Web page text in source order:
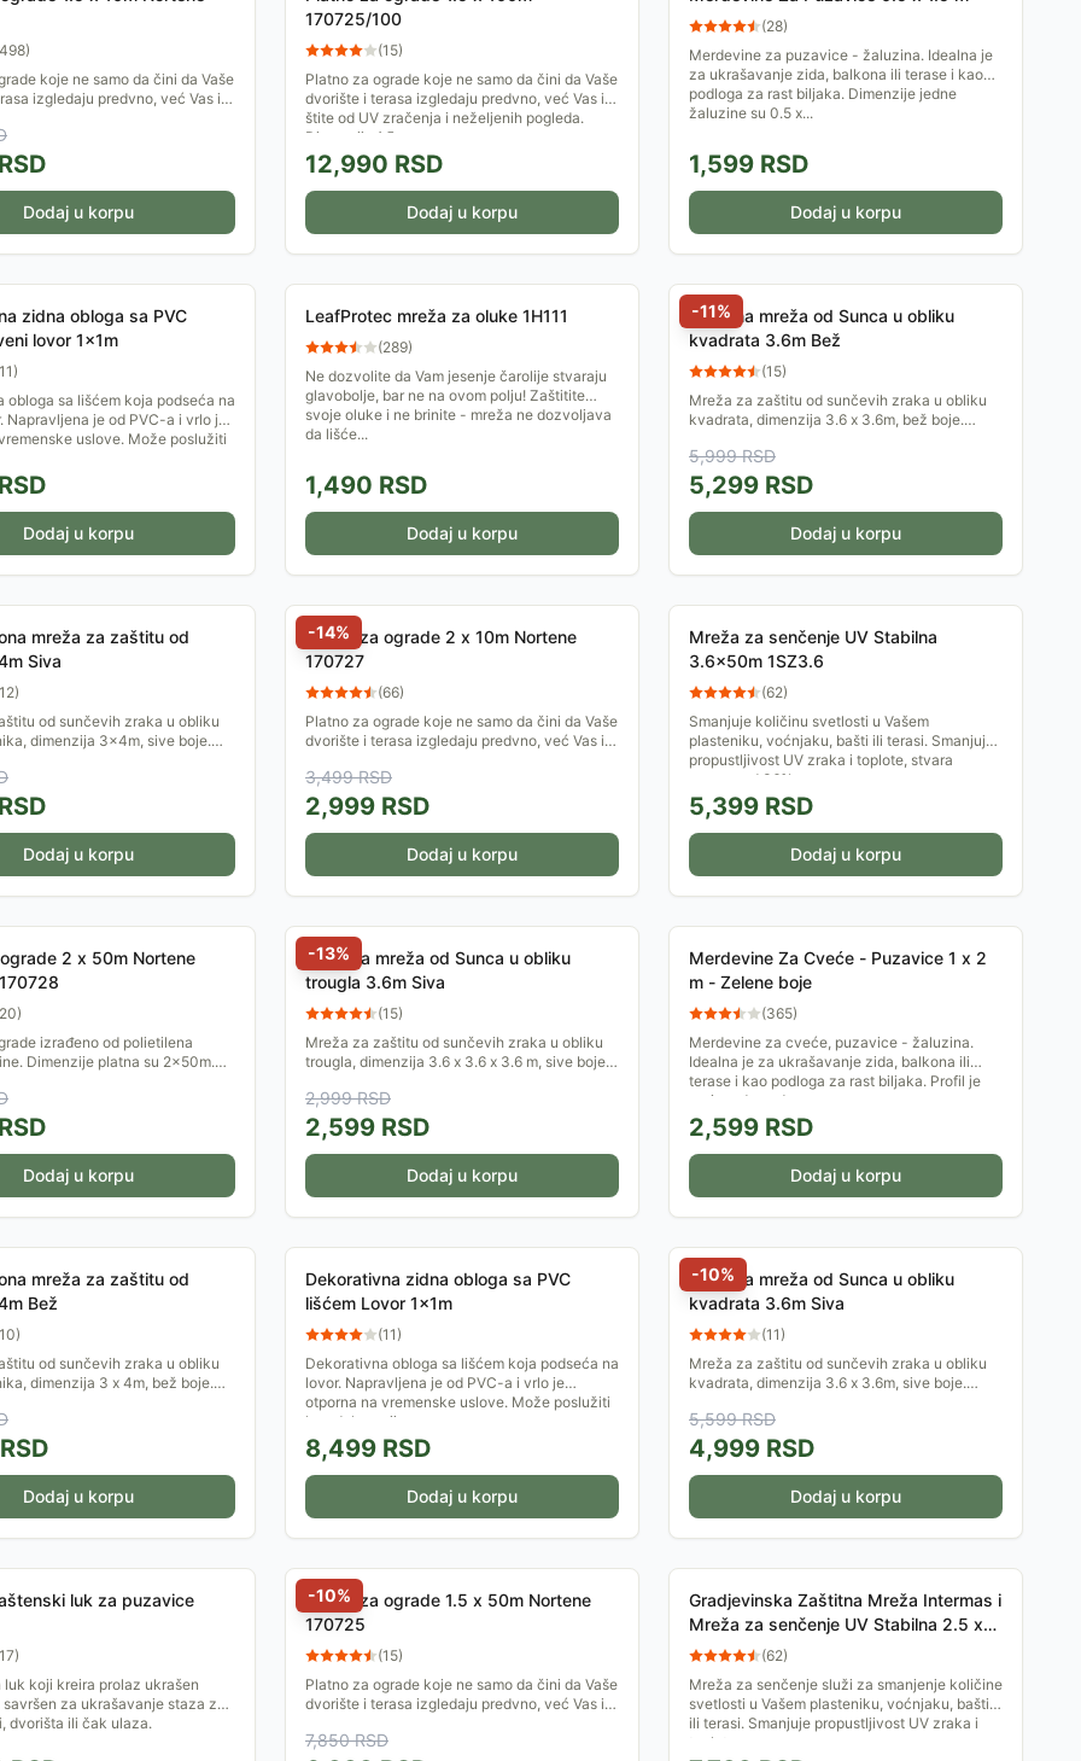
498)
koje ne samo da čini da Vaše
izgledaju predvno, već Vas i
RSD
Dodaj u korpu
170725/100
(15)
Platno za ograde koje ne samo da čini da Vaše
dvorište i terasa izgledaju predvno, već Vas i
štite od UV zračenja i neželjenih pogleda.
Dimenzije 1,5...
12,990 RSD
Dodaj u korpu
(28)
Merdevine za puzavice - žaluzina. Idealna je
za ukrašavanje zida, balkona ili terase i kao
podloga za rast biljaka. Dimenzije jedne
žaluzine su 0.5 x...
1,599 RSD
Dodaj u korpu
zidna obloga sa PVC
lovor 1x1m
11)
obloga sa lišćem koja podseća na
Napravljena je od PVC-a i vrlo je
uslove. Može poslužiti
RSD
Dodaj u korpu
LeafProtec mreža za oluke 1H111
(289)
Ne dozvolite da Vam jesenje čarolije stvaraju
glavobolje, bar ne na ovom polju! Zaštitite
svoje oluke i ne brinite - mreža ne dozvoljava
da lišće...
1,490 RSD
Dodaj u korpu
-11%
Zaštitna mreža od Sunca u obliku
kvadrata 3.6m Bež
(15)
Mreža za zaštitu od sunčevih zraka u obliku
kvadrata, dimenzija 3.6 x 3.6m, bež boje.
gustine, sa nerđajućim...
5,999RSD
5,299 RSD
Dodaj u korpu
mreža za zaštitu od
Siva
12)
od sunčevih zraka u obliku
dimenzija 3x4m, sive boje.
RSD
Dodaj u korpu
-14%
Platno za ograde 2 x 10m Nortene
170727
(66)
Platno za ograde koje ne samo da čini da Vaše
dvorište i terasa izgledaju predvno, već Vas i
Dimenzije 2 x...
3,499RSD
2,999 RSD
Dodaj u korpu
Mreža za senčenje UV Stabilna
3.6x50m 1SZ3.6
(62)
Smanjuje količinu svetlosti u Vašem
plasteniku, voćnjaku, bašti ili terasi. Smanjuje
propustljivost UV zraka i toplote, stvara
zasenu od 36%....
5,399 RSD
Dodaj u korpu
2 x 50m Nortene
20)
izrađeno od polietilena
Dimenzije platna su 2x50m.
RSD
Dodaj u korpu
-13%
Zaštitna mreža od Sunca u obliku
trougla 3.6m Siva
(15)
Mreža za zaštitu od sunčevih zraka u obliku
trougla, dimenzija 3.6 x 3.6 x 3.6 m, sive boje.
gustine, sa...
2,999RSD
2,599 RSD
Dodaj u korpu
Merdevine Za Cveće - Puzavice 1 x 2
m - Zelene boje
(365)
Merdevine za cveće, puzavice - žaluzina.
Idealna je za ukrašavanje zida, balkona ili
terase i kao podloga za rast biljaka. Profil je
proizveden od...
2,599 RSD
Dodaj u korpu
mreža za zaštitu od
Bež
10)
od sunčevih zraka u obliku
dimenzija 3 x 4m, bež boje.
RSD
Dodaj u korpu
Dekorativna zidna obloga sa PVC
lišćem Lovor 1x1m
(11)
Dekorativna obloga sa lišćem koja podseća na
lovor. Napravljena je od PVC-a i vrlo je
otporna na vremenske uslove. Može poslužiti
kao dekoracija za...
8,499 RSD
Dodaj u korpu
-10%
Zaštitna mreža od Sunca u obliku
kvadrata 3.6m Siva
(11)
Mreža za zaštitu od sunčevih zraka u obliku
kvadrata, dimenzija 3.6 x 3.6m, sive boje.
gustine, sa nerđajućim...
5,599RSD
4,999 RSD
Dodaj u korpu
luk za puzavice
17)
luk koji kreira prolaz ukrašen
za ukrašavanje staza za
dvorišta ili čak ulaza.
-10%
Platno za ograde 1.5 x 50m Nortene
170725
(15)
Platno za ograde koje ne samo da čini da Vaše
dvorište i terasa izgledaju predvno, već Vas i
Dimenzije 1,5...
7,850RSD
Gradjevinska Zaštitna Mreža Intermas i
Mreža za senčenje UV Stabilna 2.5 x
100m 1SZ2.5
(62)
Mreža za senčenje služi za smanjenje količine
svetlosti u Vašem plasteniku, voćnjaku, bašti
ili terasi. Smanjuje propustljivost UV zraka i
toplote,...